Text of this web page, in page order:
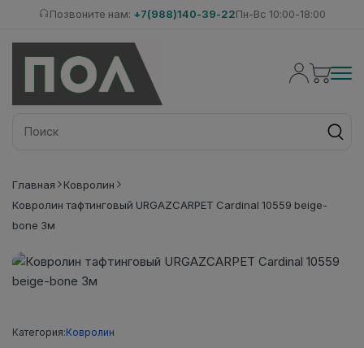
Позвоните нам: +7(988)140-39-22Пн-Вс 10:00-18:00
Главная
Ковролин
Ковролин тафтинговый URGAZCARPET Cardinal 10559 beige-
bone 3м
Категория:Ковролин